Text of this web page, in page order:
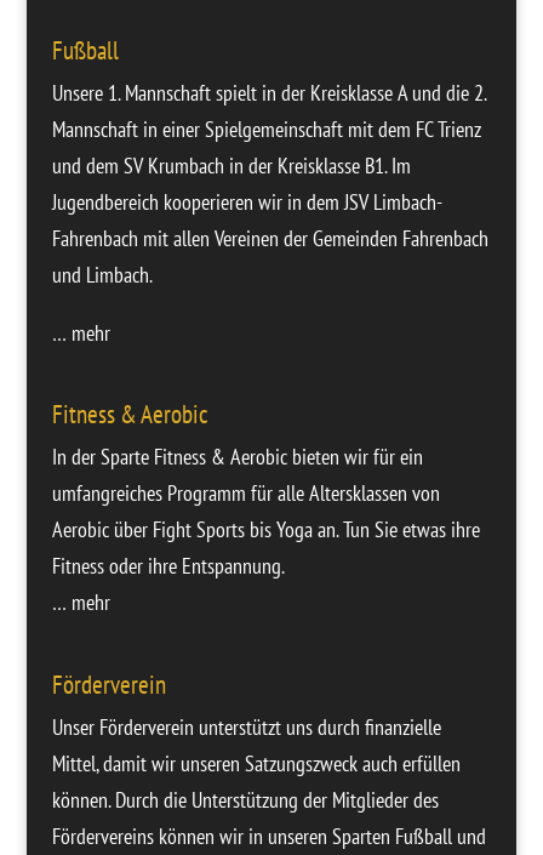
Fußball
Unsere 1. Mannschaftspielt in der Kreisklasse A und die 2.
Mannschaftin einer Spielgemeinschaft mit dem FC Trienz
und dem SV Krumbach in der Kreisklasse B1. Im
Jugendbereich kooperieren wir in dem JSV Limbach-
Fahrenbach mit allen Vereinen der Gemeinden Fahrenbach
und Limbach.
… mehr
Fitness & Aerobic
In der Sparte Fitness & Aerobic bieten wir für ein
umfangreiches Programm für alle Altersklassen von
Aerobic über Fight Sports bis Yoga an. Tun Sie etwas ihre
Fitness oder ihre Entspannung.
… mehr
Förderverein
Unser Förderverein unterstützt uns durch finanzielle
Mittel, damit wir unseren Satzungszweck auch erfüllen
können. Durch die Unterstützung der Mitglieder des
Fördervereins können wir in unseren Sparten Fußball und